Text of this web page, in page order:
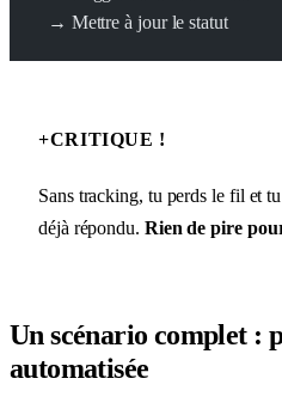
  → Mettre à jour le statut
+CRITIQUE !
Sans tracking, tu perds le fil et
déjà répondu. Rien de pire
Un scénario complet :
automatisée